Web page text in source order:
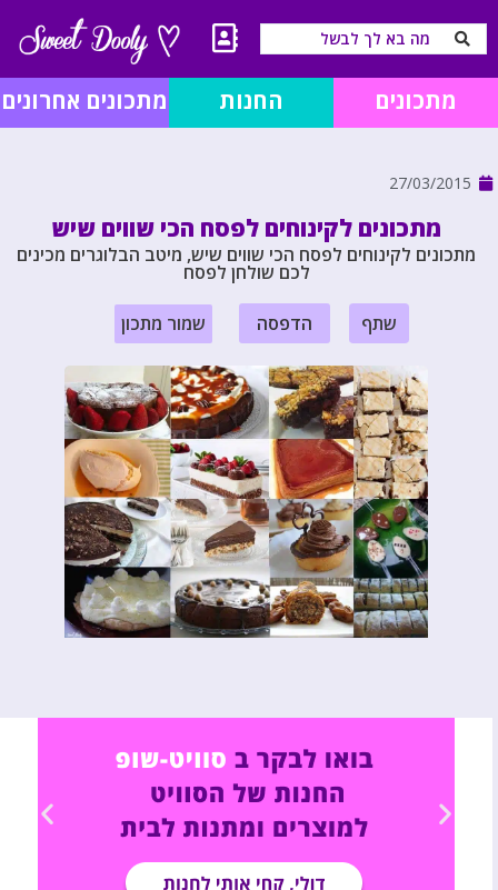
מתכונים החנות מתכונים אחרונים
27/03/2015
מתכונים לקינוחים לפסח הכי שווים שיש
מתכונים לקינוחים לפסח הכי שווים שיש, מיטב הבלוגרים מכינים
לכם שולחן לפסח
שתף הדפסה שמור מתכון